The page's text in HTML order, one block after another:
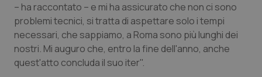
Salute orale & impianti
Sangue & coagulazione
– ha raccontato – e mi ha assicurato che non ci sono
problemi tecnici, si tratta di aspettare solo i tempi
necessari, che sappiamo, a Roma sono più lunghi dei
nostri. Mi auguro che, entro la fine dell'anno, anche
quest'atto concluda il suo iter".